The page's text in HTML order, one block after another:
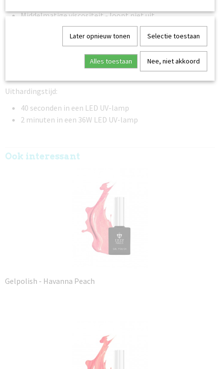
Middelmatige viscositeit - loopt niet uit
Zelfnivellerend
Flexibel na uitharding
Plakkende laag - laat een plakkerig oppervlak achter
Duurzaam en langdurig
Verwijderbaar met Soak Off Solution
Uithardingstijd:
40 seconden in een LED UV-lamp
2 minuten in een 36W LED UV-lamp
Ook interessant
Gelpolish - Havanna Peach
Later opnieuw tonen Selectie toestaan
Alles toestaan Nee, niet akkoord